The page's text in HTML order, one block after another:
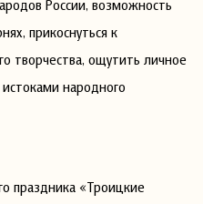
России, возможность
прикоснуться к
творчества, ощутить личное
народного
праздника «Троицкие